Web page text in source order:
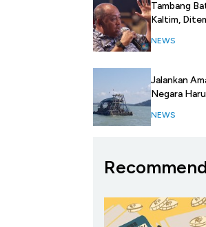
Tambang
Kaltim,
NEWS
Jalankan
Negara
NEWS